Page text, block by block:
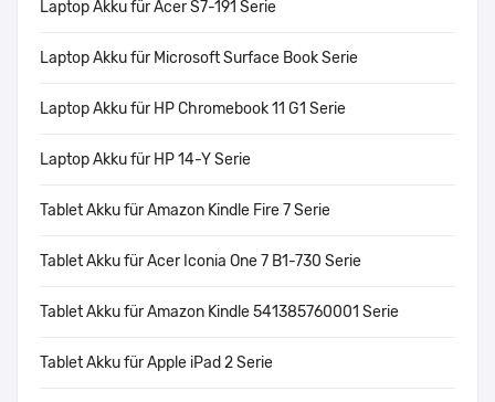
Laptop Akku für Acer S7-191 Serie
Laptop Akku für Microsoft Surface Book Serie
Laptop Akku für HP Chromebook 11 G1 Serie
Laptop Akku für HP 14-Y Serie
Tablet Akku für Amazon Kindle Fire 7 Serie
Tablet Akku für Acer Iconia One 7 B1-730 Serie
Tablet Akku für Amazon Kindle 541385760001 Serie
Tablet Akku für Apple iPad 2 Serie